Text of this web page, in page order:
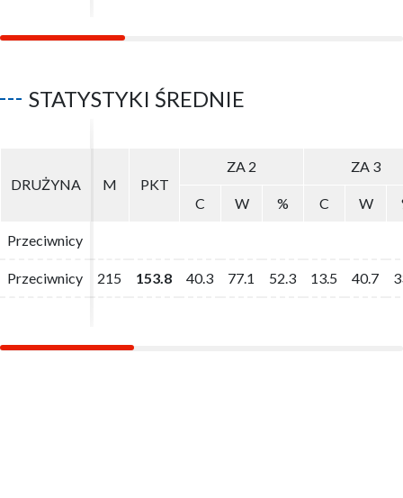
STATYSTYKI ŚREDNIE
DRUŻYNA M PKT
ZA 2 ZA 3
C W % C W
Przeciwnicy
Przeciwnicy 215 153.8 40.3 77.1 52.3 13.5 40.7
DRUŻYNA M PKT
ZA 2 ZA 3
C W % C W
Przeciwnicy
Przeciwnicy 215 153.8 40.3 77.1 52.3 13.5 40.7